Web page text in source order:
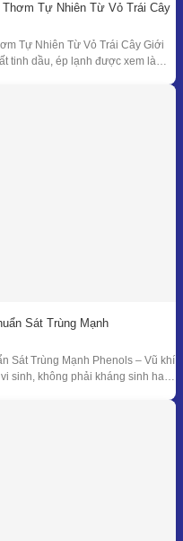
Tự Nhiên Từ Vỏ Trái Cây
Tự Nhiên Từ Vỏ Trái Cây Giới
tinh dầu, ép lạnh được xem là
thù – đặc biệt là vỏ các loại
Sát Trùng Mạnh
Sát Trùng Mạnh Phenols – Vũ khí
sinh, không phải kháng sinh hay
Từ hàng ngàn năm trước, các